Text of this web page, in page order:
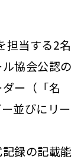
担当する2名
協会公認の
ー（「名
並びにリー
録の記載能